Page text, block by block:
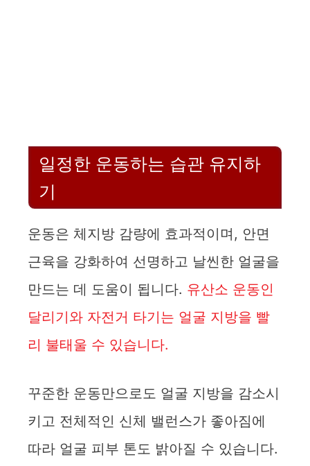
일정한 운동하는 습관 유지하
기
운동은 체지방 감량에 효과적이며, 안면
근육을 강화하여 선명하고 날씬한 얼굴을
만드는 데 도움이 됩니다. 유산소 운동인
달리기와 자전거 타기는 얼굴 지방을 빨
리 불태울 수 있습니다.
꾸준한 운동만으로도 얼굴 지방을 감소시
키고 전체적인 신체 밸런스가 좋아짐에
따라 얼굴 피부 톤도 밝아질 수 있습니다.